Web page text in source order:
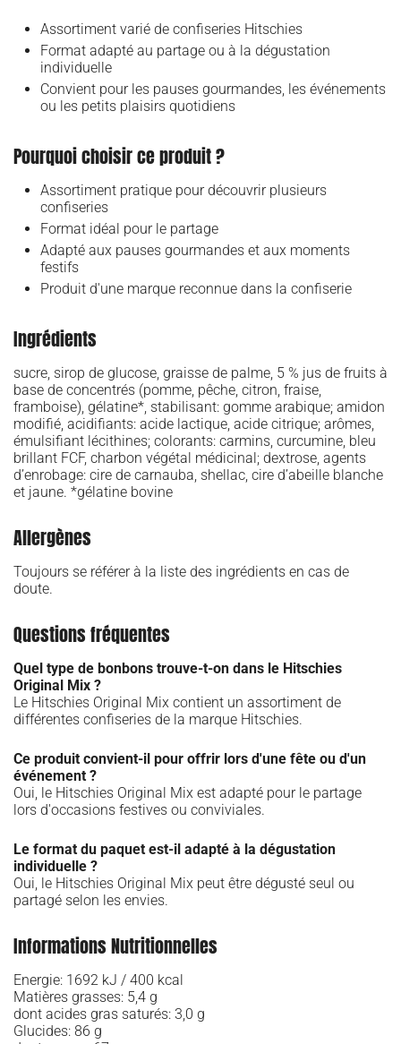
Assortiment varié de confiseries Hitschies
Format adapté au partage ou à la dégustation
individuelle
Convient pour les pauses gourmandes, les événements
ou les petits plaisirs quotidiens
Pourquoi choisir ce produit ?
Assortiment pratique pour découvrir plusieurs
confiseries
Format idéal pour le partage
Adapté aux pauses gourmandes et aux moments
festifs
Produit d'une marque reconnue dans la confiserie
Ingrédients
sucre, sirop de glucose, graisse de palme, 5 % jus de fruits à
base de concentrés (pomme, pêche, citron, fraise,
framboise), gélatine*, stabilisant: gomme arabique; amidon
modifié, acidifiants: acide lactique, acide citrique; arômes,
émulsifiant lécithines; colorants: carmins, curcumine, bleu
brillant FCF, charbon végétal médicinal; dextrose, agents
d’enrobage: cire de carnauba, shellac, cire d’abeille blanche
et jaune. *gélatine bovine
Allergènes
Toujours se référer à la liste des ingrédients en cas de
doute.
Questions fréquentes
Quel type de bonbons trouve-t-on dans le Hitschies
Original Mix ?
Le Hitschies Original Mix contient un assortiment de
différentes confiseries de la marque Hitschies.
Ce produit convient-il pour offrir lors d'une fête ou d'un
événement ?
Oui, le Hitschies Original Mix est adapté pour le partage
lors d'occasions festives ou conviviales.
Le format du paquet est-il adapté à la dégustation
individuelle ?
Oui, le Hitschies Original Mix peut être dégusté seul ou
partagé selon les envies.
Informations Nutritionnelles
Energie: 1692 kJ / 400 kcal
Matières grasses: 5,4 g
dont acides gras saturés: 3,0 g
Glucides: 86 g